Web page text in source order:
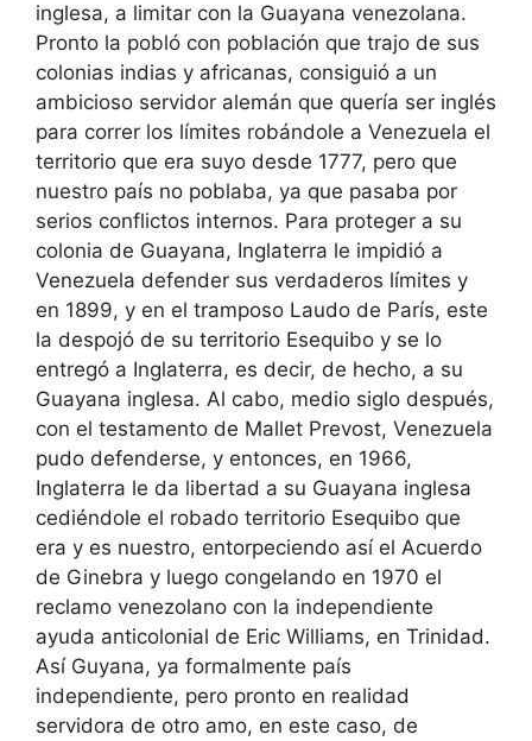
inglesa, a limitar con la Guayana venezolana.
Pronto la pobló con población que trajo de sus
colonias indias y africanas, consiguió a un
ambicioso servidor alemán que quería ser inglés
para correr los límites robándole a Venezuela el
territorio que era suyo desde 1777, pero que
nuestro país no poblaba, ya que pasaba por
serios conflictos internos. Para proteger a su
colonia de Guayana, Inglaterra le impidió a
Venezuela defender sus verdaderos límites y
en 1899, y en el tramposo Laudo de París, este
la despojó de su territorio Esequibo y se lo
entregó a Inglaterra, es decir, de hecho, a su
Guayana inglesa. Al cabo, medio siglo después,
con el testamento de Mallet Prevost, Venezuela
pudo defenderse, y entonces, en 1966,
Inglaterra le da libertad a su Guayana inglesa
cediéndole el robado territorio Esequibo que
era y es nuestro, entorpeciendo así el Acuerdo
de Ginebra y luego congelando en 1970 el
reclamo venezolano con la independiente
ayuda anticolonial de Eric Williams, en Trinidad.
Así Guyana, ya formalmente país
independiente, pero pronto en realidad
servidora de otro amo, en este caso, de